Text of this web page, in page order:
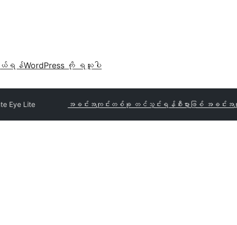
ရန်WordPress ကို ရယူပါ
Eye Lite အခင်းအကျင်းတစ်ခု တင်သွင်းရန်စီးပွားဖြစ် အခင်းအ